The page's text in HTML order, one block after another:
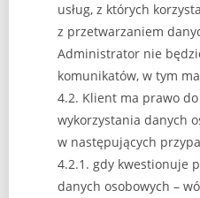
usług, z których
z przetwarzaniem
Administrator nie
komunikatów, w tym
4.2. Klient ma prawo
wykorzystania danych
w następujących
4.2.1. gdy kwestionuje
danych osobowych –